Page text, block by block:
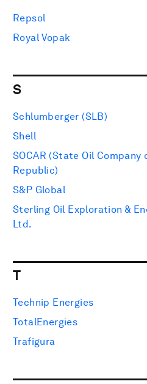
Repsol
Royal Vopak
S
Schlumberger (SLB)
Shell
SOCAR (State Oil Company
Republic)
S&P Global
Sterling Oil Exploration &
Ltd.
T
Technip Energies
TotalEnergies
Trafigura